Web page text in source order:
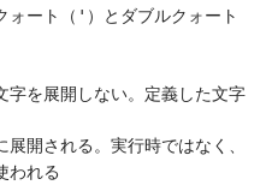
ォート（ ' ）とダブルクォート
字を展開しない。定義した文字
開される。実行時ではなく、
われる